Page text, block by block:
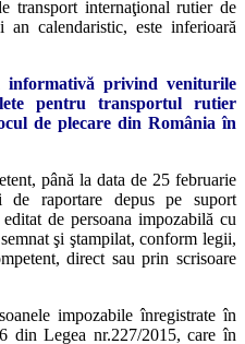
transport internaţional rutier de
calendaristic, este inferioară
informativă privind veniturile
pentru transportul rutier
de plecare din România în
până la data de 25 februarie
raportare depus pe suport
de persoana impozabilă cu
şi ştampilat, conform legii,
direct sau prin scrisoare
impozabile înregistrate în
din Legea nr.227/2015, care în